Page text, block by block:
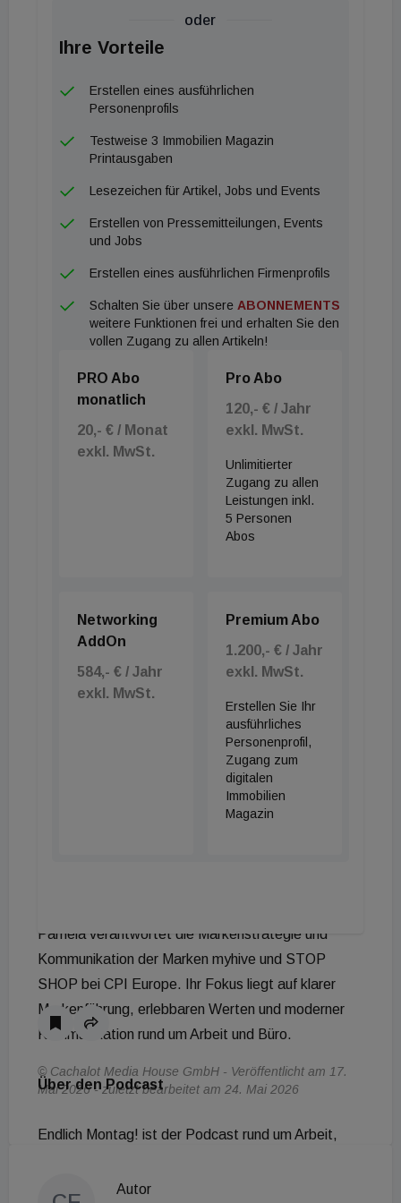
Diversitätsstrategien und moderne Lernkultur in
internationalen Unternehmen.
Auch die Herausforderungen hybrider
Arbeitsmodelle stehen im Fokus: Wie verändert
Homeoffice die Anforderungen an Mitarbeitende
heute noch? Und warum wird persönliche
Darüber hinaus sprechen Pamela und Katrin mit
Betty über die Bedeutung von Weiterbildung,
zunehmend komplexen Arbeitswelt. Es geht um
Selbstorganisation, Eigenverantwortung und
darum, wie Unternehmen ihre Mitarbeitenden durch
Veränderungsprozesse begleiten können.
Die Folge zeigt, dass erfolgreiche Zusammenarbeit
heute nicht nur von Prozessen abhängt, sondern vor
wenn niemand zuschaut.“
Über die Hosts
Katrin ist bei CPI Europe für Österreich zuständig
und treibt die Weiterentwicklung des
Immobilienportfolios sowie der Bürokonzepte
myhive und STOP SHOP voran. Sie beschäftigt
Pamela verantwortet die Markenstrategie und
Kommunikation der Marken myhive und STOP
SHOP bei CPI Europe. Ihr Fokus liegt auf klarer
Markenführung, erlebbaren Werten und moderner
Kommunikation rund um Arbeit und Büro.
Über den Podcast
Endlich Montag! ist der Podcast rund um Arbeit,
Hier sprechen wir über neue Perspektiven auf Arbeit
oder
Ihre Vorteile
Erstellen eines ausführlichen
Personenprofils
Testweise 3 Immobilien Magazin
Printausgaben
Lesezeichen für Artikel, Jobs und Events
Erstellen von Pressemitteilungen, Events
und Jobs
Erstellen eines ausführlichen Firmenprofils
Schalten Sie über unsere ABONNEMENTS
weitere Funktionen frei und erhalten Sie den
vollen Zugang zu allen Artikeln!
PRO Abo
monatlich
20,- € / Monat
exkl. MwSt.
Pro Abo
120,- € / Jahr
exkl. MwSt.
Unlimitierter
Zugang zu allen
Leistungen inkl.
5 Personen
Abos
Networking
AddOn
584,- € / Jahr
exkl. MwSt.
Premium Abo
1.200,- € / Jahr
exkl. MwSt.
Erstellen Sie Ihr
ausführliches
Personenprofil,
Zugang zum
digitalen
Immobilien
Magazin
© Cachalot Media House GmbH - Veröffentlicht am 17.
Mai 2026 - zuletzt bearbeitet am 24. Mai 2026
Autor